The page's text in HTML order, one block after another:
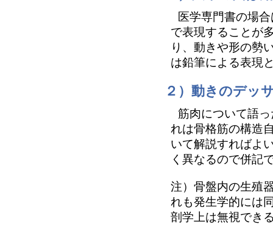
医学専門書の場
で表現することが
り、動きや形の勢
は鉛筆による表現
２）動きのデッ
筋肉について語
れは骨格筋の構造
いて解説すればよ
く異なるので併記
注）骨盤内の生殖
れも発生学的には
剖学上は無視でき